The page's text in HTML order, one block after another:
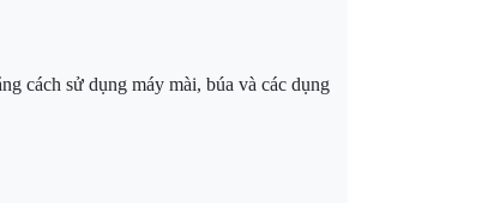
cách sử dụng máy mài, búa và các dụng